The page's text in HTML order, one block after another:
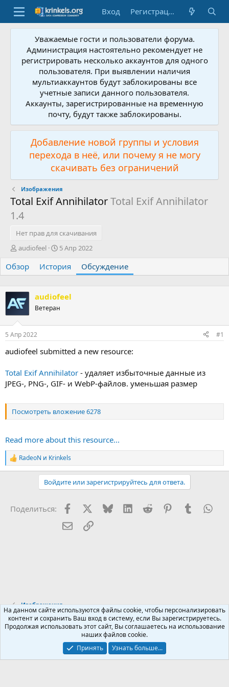
Вход Регистрация
Уважаемые гости и пользователи форума.
Администрация настоятельно рекомендует не
регистрировать несколько аккаунтов для одного
пользователя. При выявлении наличия
мультиаккаунтов будут заблокированы все
учетные записи данного пользователя.
Аккаунты, зарегистрированные на временную
почту, будут также заблокированы.
Добавление новой группы и условия
перехода в неё, или почему я не могу
скачивать без ограничений
Изображения
Total Exif AnnihilatorTotal Exif Annihilator
1.4
Нет прав для скачивания
А
т
о
т
е
ы
audiofeel
Д
т
а
а
а
5 Апр 2022
Обзор История Обсуждение
audiofeel
Ветеран
5 Апр 2022 #1
audiofeel submitted a new resource:
Total Exif Annihilator - удаляет избыточные данные из
JPEG-, PNG-, GIF- и WebP-файлов. уменьшая размер
Посмотреть вложение 6278
Read more about this resource...
Р
е
и
RadeoN и Krinkels
Войдите или зарегистрируйтесь для ответа.
Поделиться: FacebookX (Twitter)
BlueskyLinkedInReddit PinterestTumblr
Электронная почта
Ссылка
Изображения
Russian (RU)
Условия и правила
Политика конфиденциальности
Помощь
На данном сайте используются файлы cookie, чтобы персонализировать
контент и сохранить Ваш вход в систему, если Вы зарегистрируетесь.
Продолжая использовать этот сайт, Вы соглашаетесь на использование
наших файлов cookie.
Принять
Узнать больше...